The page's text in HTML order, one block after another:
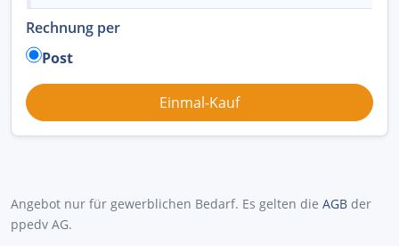
Rechnung per
Post
Angebot nur für gewerblichen Bedarf. Es gelten die AGB der
ppedv AG.